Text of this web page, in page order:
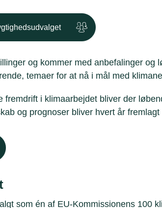
og kommer med anbefalinger og
temaer for at nå i mål med
fremdrift i klimaarbejdet bliver der
og prognoser bliver hvert år fremlagt
som én af EU-Kommissionens 100